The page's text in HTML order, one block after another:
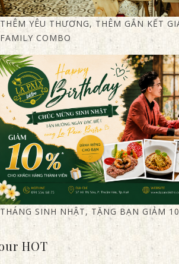
THÊM YÊU THƯƠNG, THÊM GẮN KẾT
FAMILY COMBO
THÁNG SINH NHẬT, TẶNG BẠN GIẢM
HOT